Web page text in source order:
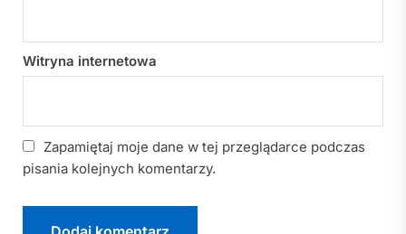
Witryna internetowa
Zapamiętaj moje dane w tej przeglądarce podczas
pisania kolejnych komentarzy.